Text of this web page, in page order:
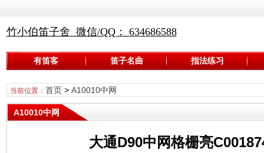
竹小伯笛子舍 微信/QQ： 634686588
有笛客 笛子名曲 指法练习
当前位置： 首页> A10010中网
A10010中网
大通D90中网格栅亮